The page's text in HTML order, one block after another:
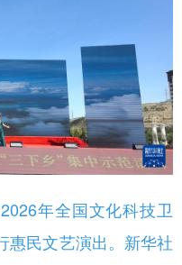
年全国文化科技卫
惠民文艺演出。新华社